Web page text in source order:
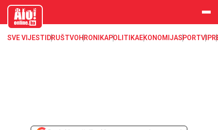
aloonline.b
SVE VIJESTI DRUŠTVOHRONIKAPOLITIKAEKONOMIJASPORTVIP